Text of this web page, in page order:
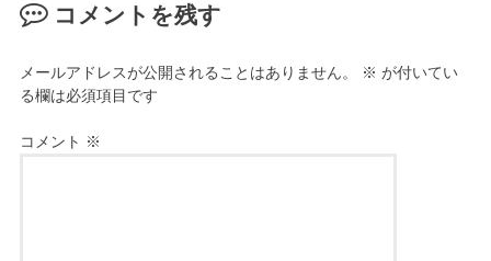
コメントを残す
メールアドレスが公開されることはありません。 ※ が付いてい
る欄は必須項目です
コメント ※